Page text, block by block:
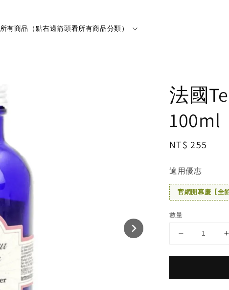
所有商品（點右邊箭頭看所有商品分類）
法國
100ml
Regular
NT$ 255
適用優惠
官網開幕慶【全
數量